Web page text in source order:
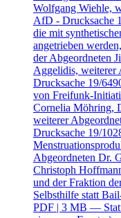
Wolfgang Wiehle,
AfD - Drucksache
die mit
angetrieben
der Abgeordneten
Aggelidis, weiterer
Drucksache 19/
von Freifunk-
Cornelia Möhring,
weiterer
Drucksache 19/
Abgeordneten Dr.
Christoph
und der Fraktion
Selbsthilfe statt
PDF | 3 MB —